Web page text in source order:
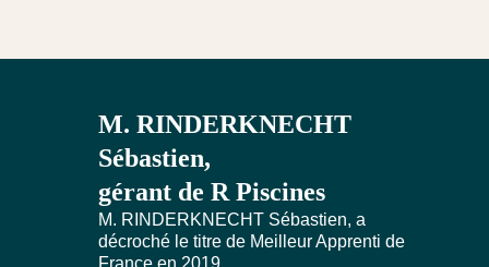
M. RINDERKNECHT
Sébastien,
gérant de R Piscines
M. RINDERKNECHT Sébastien, a
décroché le titre de Meilleur Apprenti de